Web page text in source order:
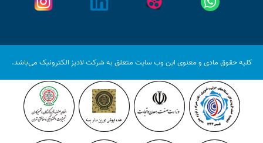
کلیه حقوق مادی و معنوی این وب سایت متعلق به شرکت لادیز الکترونیک می‌باشد.